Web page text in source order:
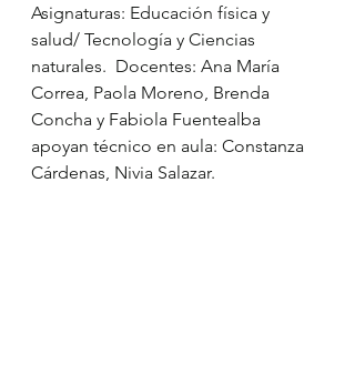
Asignaturas: Educación física y
salud/ Tecnología y Ciencias
naturales.  Docentes: Ana María
Correa, Paola Moreno, Brenda
Concha y Fabiola Fuentealba
apoyan técnico en aula: Constanza
Cárdenas, Nivia Salazar.